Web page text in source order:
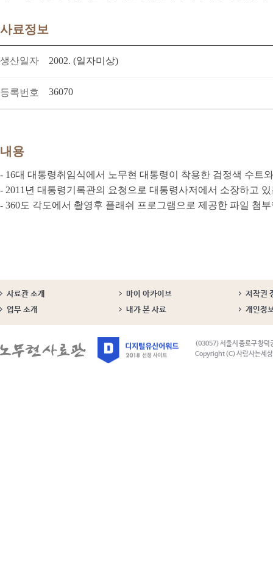
사료정보
생산일자 2002. (일자미상)
등록번호 36070
내용
- 16대 대통령취임식에서 노무현 대통령이 착용한 검정색 수트
- 2011년 대통령기록관의 요청으로 대통령사저에서 소장하고
- 360도 각도에서 촬영후 플래쉬 프로그램으로 제공한 파일 첨부
사료관 소개 마이 아카이브
저작권
업무 소개
내가 본 사료 개인정
(03057) 서울시 종로구 창덕
Copyright (C) 사람사는세